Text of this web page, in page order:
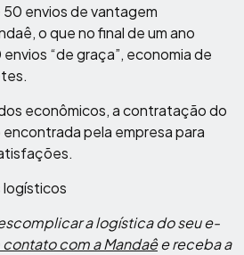
envios de vantagem
o que no final de um ano
“de graça”, economia de
econômicos, a contratação do
pela empresa para
a logística do seu e-
contato com a Mandaêe receba a